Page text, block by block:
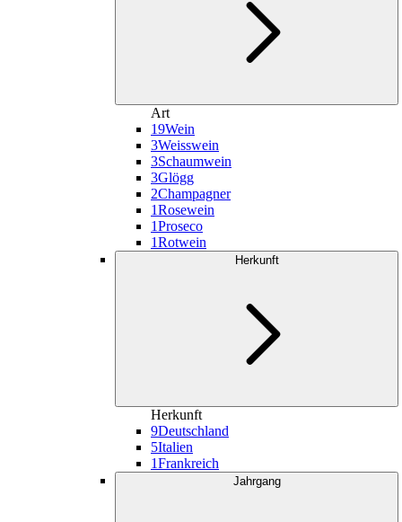
Art
19Wein
3Weisswein
3Schaumwein
3Glögg
2Champagner
1Rosewein
1Proseco
1Rotwein
Herkunft
Herkunft
9Deutschland
5Italien
1Frankreich
Jahrgang